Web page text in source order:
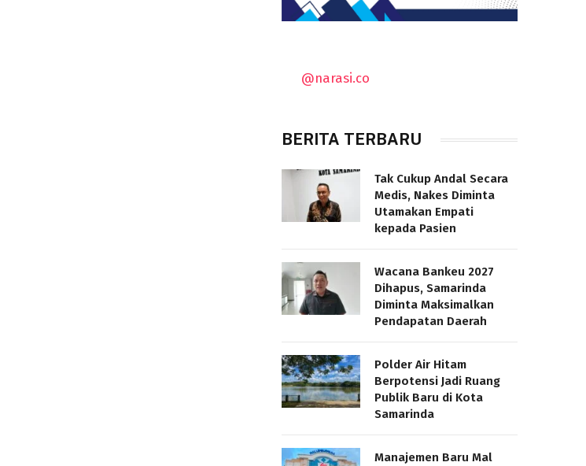
@narasi.co
BERITA TERBARU
Tak Cukup Andal Secara
Medis, Nakes Diminta
Utamakan Empati
kepada Pasien
Wacana Bankeu 2027
Dihapus, Samarinda
Diminta Maksimalkan
Pendapatan Daerah
Polder Air Hitam
Berpotensi Jadi Ruang
Publik Baru di Kota
Samarinda
Manajemen Baru Mal